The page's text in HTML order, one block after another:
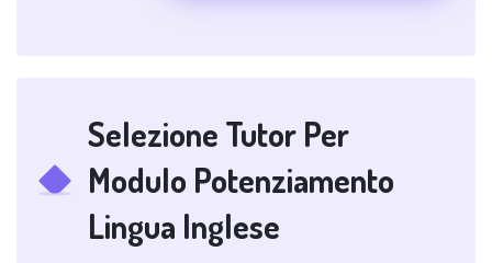
Selezione Tutor Per
Modulo Potenziamento
Lingua Inglese